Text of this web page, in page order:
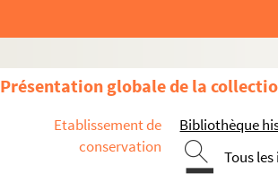
Présentation globale de la
Etablissement de
conservation
Bibliothèque
Tous
FSE-004534. Lesueur
FSE-001174. Letort, Désiré
FSE-004535. Letourneau